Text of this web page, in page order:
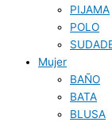
PIJAMA
POLO
Mujer
BAÑO
BATA
BLUSA